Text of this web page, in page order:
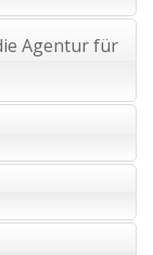
Agentur für